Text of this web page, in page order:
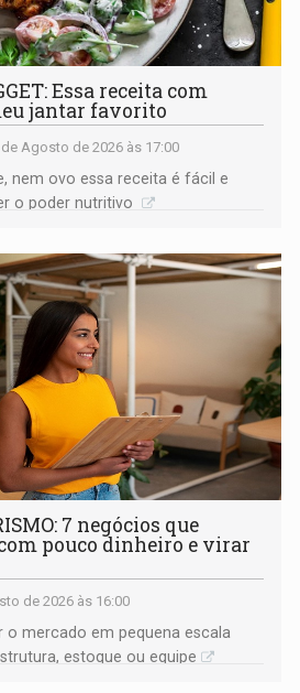
Essa receita com
jantar favorito
de Agosto de 2026 às 17:00
nem ovo essa receita é fácil e
o poder nutritivo
7 negócios que
pouco dinheiro e virar
de 2026 às 16:00
o mercado em pequena escala
estoque ou equipe